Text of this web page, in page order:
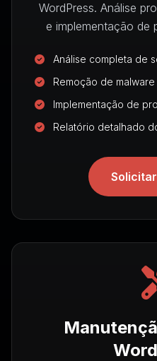
WordPress. Análise
e implementação de
Análise completa de
Remoção de
Implementação de
Relatório detalhado